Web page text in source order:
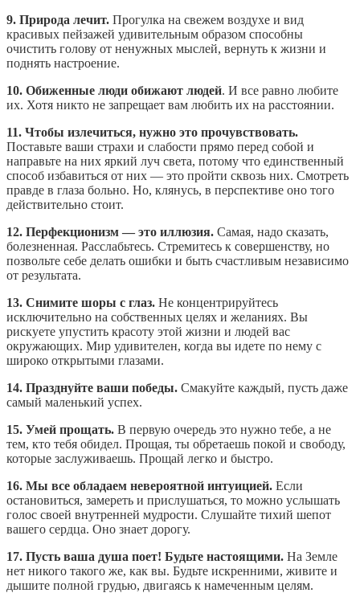
9. Природа лечит. Прогулка на свежем воздухе и вид
красивых пейзажей удивительным образом способны
очистить голову от ненужных мыслей, вернуть к жизни и
поднять настроение.
10. Обиженные люди обижают людей. И все равно любите
их. Хотя никто не запрещает вам любить их на расстоянии.
11. Чтобы излечиться, нужно это прочувствовать.
Поставьте ваши страхи и слабости прямо перед собой и
направьте на них яркий луч света, потому что единственный
способ избавиться от них — это пройти сквозь них. Смотреть
правде в глаза больно. Но, клянусь, в перспективе оно того
действительно стоит.
12. Перфекционизм — это иллюзия. Самая, надо сказать,
болезненная. Расслабьтесь. Стремитесь к совершенству, но
позвольте себе делать ошибки и быть счастливым независимо
от результата.
13. Снимите шоры с глаз. Не концентрируйтесь
исключительно на собственных целях и желаниях. Вы
рискуете упустить красоту этой жизни и людей вас
окружающих. Мир удивителен, когда вы идете по нему с
широко открытыми глазами.
14. Празднуйте ваши победы. Смакуйте каждый, пусть даже
самый маленький успех.
15. Умей прощать. В первую очередь это нужно тебе, а не
тем, кто тебя обидел. Прощая, ты обретаешь покой и свободу,
которые заслуживаешь. Прощай легко и быстро.
16. Мы все обладаем невероятной интуицией. Если
остановиться, замереть и прислушаться, то можно услышать
голос своей внутренней мудрости. Слушайте тихий шепот
вашего сердца. Оно знает дорогу.
17. Пусть ваша душа поет! Будьте настоящими. На Земле
нет никого такого же, как вы. Будьте искренними, живите и
дышите полной грудью, двигаясь к намеченным целям.